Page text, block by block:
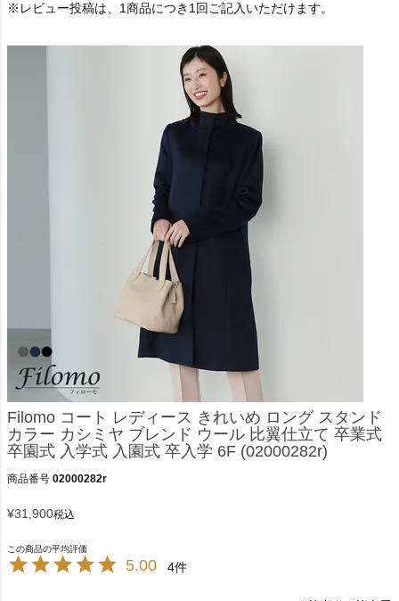
※レビュー投稿は、1商品につき1回ご記入いただけます。
Filomo コート レディース きれいめ ロング スタンド
カラー カシミヤ ブレンド ウール 比翼仕立て 卒業式
卒園式 入学式 入園式 卒入学 6F (02000282r)
商品番号 02000282r
¥31,900税込
5.00 4